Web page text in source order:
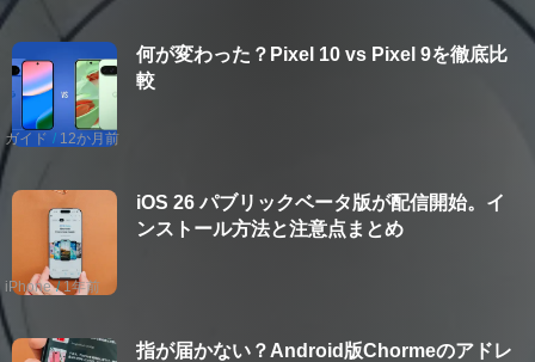
何が変わった？Pixel 10 vs Pixel 9を徹底比
較
ガイド 12か月前
iOS 26 パブリックベータ版が配信開始。イ
ンストール方法と注意点まとめ
iPhone 1年前
指が届かない？Android版Chormeのアドレ